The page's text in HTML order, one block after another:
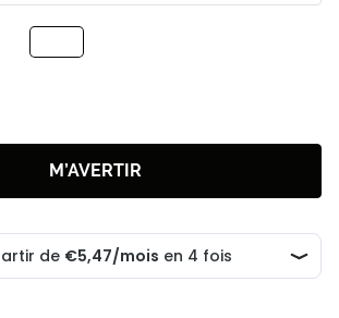
M’AVERTIR